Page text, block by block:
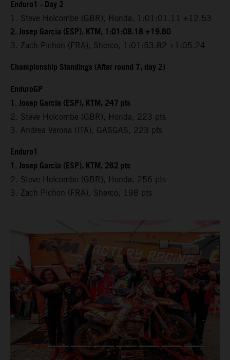
Enduro1 - Day 2
1. Steve Holcombe (GBR), Honda, 1:01:01.11 +12.53
2. Josep Garcia (ESP), KTM, 1:01:08.18 +19.60
3. Zach Pichon (FRA), Sherco, 1:01:53.82 +1:05.24
Championship Standings (After round 7, day 2)
EnduroGP
1. Josep Garcia (ESP), KTM, 247 pts
2. Steve Holcombe (GBR), Honda, 223 pts
3. Andrea Verona (ITA), GASGAS, 223 pts
Enduro1
1. Josep Garcia (ESP), KTM, 262 pts
2. Steve Holcombe (GBR), Honda, 256 pts
3. Zach Pichon (FRA), Sherco, 198 pts